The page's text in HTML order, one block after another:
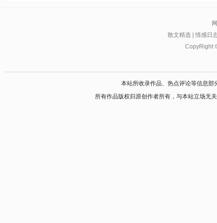
散文精选
情感日
CopyRight
本站所收录作品、热点评论等信息
所有作品版权归原创作者所有，与本站立场无